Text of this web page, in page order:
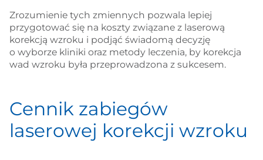
Zrozumienie tych zmiennych pozwala lepiej
przygotować się na koszty związane z laserową
korekcją wzroku i podjąć świadomą decyzję
o wyborze kliniki oraz metody leczenia, by korekcja
wad wzroku była przeprowadzona z sukcesem.
Cennik zabiegów
laserowej korekcji wzroku